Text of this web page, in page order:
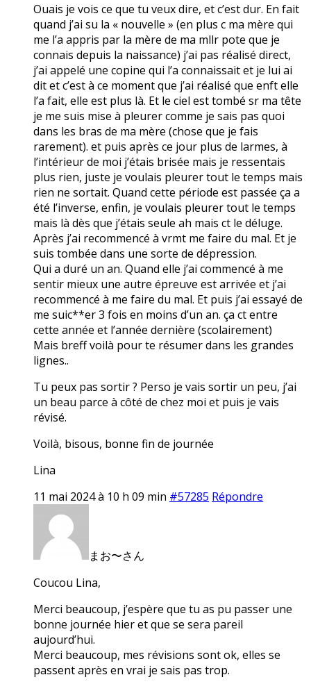
Ouais je vois ce que tu veux dire, et c’est dur. En fait
quand j’ai su la « nouvelle » (en plus c ma mère qui
me l’a appris par la mère de ma mllr pote que je
connais depuis la naissance) j’ai pas réalisé direct,
j’ai appelé une copine qui l’a connaissait et je lui ai
dit et c’est à ce moment que j’ai réalisé que enft elle
l’a fait, elle est plus là. Et le ciel est tombé sr ma tête
je me suis mise à pleurer comme je sais pas quoi
dans les bras de ma mère (chose que je fais
rarement). et puis après ce jour plus de larmes, à
l’intérieur de moi j’étais brisée mais je ressentais
plus rien, juste je voulais pleurer tout le temps mais
rien ne sortait. Quand cette période est passée ça a
été l’inverse, enfin, je voulais pleurer tout le temps
mais là dès que j’étais seule ah mais ct le déluge.
Après j’ai recommencé à vrmt me faire du mal. Et je
suis tombée dans une sorte de dépression.
Qui a duré un an. Quand elle j’ai commencé à me
sentir mieux une autre épreuve est arrivée et j’ai
recommencé à me faire du mal. Et puis j’ai essayé de
me suic**er 3 fois en moins d’un an. ça ct entre
cette année et l’année dernière (scolairement)
Mais breff voilà pour te résumer dans les grandes
lignes..
Tu peux pas sortir ? Perso je vais sortir un peu, j’ai
un beau parce à côté de chez moi et puis je vais
révisé.
Voilà, bisous, bonne fin de journée
Lina
11 mai 2024 à 10 h 09 min #57285 Répondre
まお〜さん
Coucou Lina,
Merci beaucoup, j’espère que tu as pu passer une
bonne journée hier et que se sera pareil
aujourd’hui.
Merci beaucoup, mes révisions sont ok, elles se
passent après en vrai je sais pas trop.